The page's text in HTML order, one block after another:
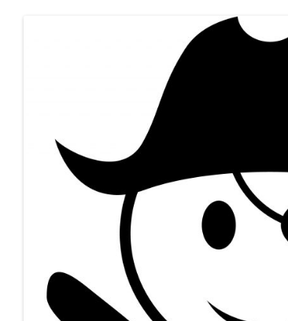
Digitalisierung im Breitensport
– REACT
Impressum
Wandersport